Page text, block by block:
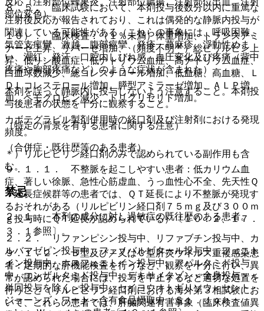
８．５． 臨床試験において、本剤投与後数分以内に重篤な
注射後反応が報告されており、これは偶発的な静脈内投与が
関連している可能性がある（これらの事象には、呼吸困難、
気管支痙攣、激越、腹部痙攣、発疹・蕁麻疹、浮動性めま
い、潮紅、発汗、口腔内しびれ感、血圧変化及び疼痛（背中
疼痛や胸部疼痛など）のような症状が含まれた）。
本剤を誤って静脈内に投与しないよう注意すること。本剤投
与後患者の状態を十分に観察すること。
（特定の背景を有する患者に関する注意）
（合併症・既往歴等のある患者）
９．１．１． 不整脈を起こしやすい患者：低カリウム血
症、著しい徐脈、急性心筋虚血、うっ血性心不全、先天性Ｑ
Ｔ延長症候群等の患者では、ＱＴ延長により不整脈が発現す
るおそれがある（リルピビリン経口剤７５ｍｇ及び３００ｍ
ｇ投与時にＱＴ延長が認められている）〔１０．２、１７．
３．１参照〕。
９．１．２． Ｂ型及び／又はＣ型肝炎ウイルス重複感染患
者：定期的な肝機能検査を行うなど、観察を十分に行い、異
常が認められた場合には、投与を中止するなど適切な処置を
行うこと（リルピビリン経口剤における海外第３相試験にお
いて、これらの患者では、肝臓関連有害事象（臨床検査値異
部位変色）。
１０）． 臨床検査：（１％未満）体重増加、トランスアミ
ナーゼ上昇、リパーゼ増加、（頻度不明＊）総ビリルビン上
昇、低リン酸血症、低ナトリウム血症、高ナトリウム血症、
白血球数減少、総コレステロール増加、低血糖、高血糖、Ｌ
ＤＬコレステロール増加、膵型アミラーゼ増加、ＡＬＰ増
加、ヘモグロビン減少、トリグリセリド増加。
カボテグラビル製剤併用時の経口剤及び注射剤における発現
頻度。
＊）リルピビリン経口剤のみで認められている副作用も含
む。
禁忌
２．１． 本剤の成分に対し過敏症の既往歴のある患者。
２．２． リファンピシン投与中、リファブチン投与中、カ
ルバマゼピン投与中、フェノバルビタール投与中、フェニト
イン投与中、ホスフェニトイン投与中、アパルタミド投与
中、エンザルタミド投与中、デキサメタゾン＜全身投与＞＜
単回投与を除く＞投与中、セイヨウオトギリソウ＜セント・
ジョーンズ・ワート＞含有食品摂取中（Ｓｔ．Ｊｏｈ